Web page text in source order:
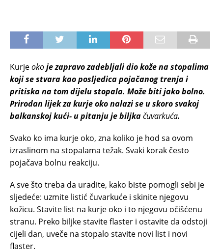
Kurjeokoje zapravo zadebljali dio kože na stopalima
koji se stvara kao posljedica pojačanog trenja i
pritiska na tom dijelu stopala. Može biti jako bolno.
Prirodan lijek za kurje oko nalazi se u skoro svakoj
balkanskoj kući- u pitanju je biljkačuvarkuća.
Svako ko ima kurje oko, zna koliko je hod sa ovom
izraslinom na stopalama težak. Svaki korak često
pojačava bolnu reakciju.
A sve što treba da uradite, kako biste pomogli sebi je
sljedeće: uzmite listić čuvarkuće i skinite njegovu
kožicu. Stavite list na kurje oko i to njegovu očišćenu
stranu. Preko biljke stavite flaster i ostavite da odstoji
cijeli dan, uveče na stopalo stavite novi list i novi
flaster.